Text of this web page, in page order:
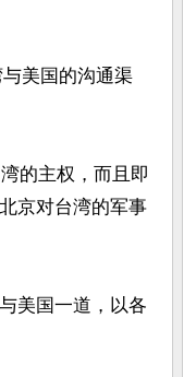
美国的沟通渠
的主权，而且即
京对台湾的军事
美国一道，以各